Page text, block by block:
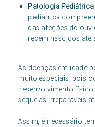
Patologia Pediátrica
pediátrica
das afeções do
recém nascidos até
As doenças em idade
muito especiais, pois
desenvolvimento
sequelas irreparáveis
Assim, é necessário